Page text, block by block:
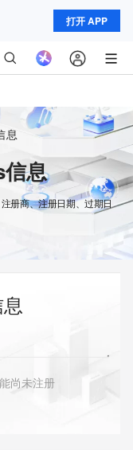
打开 APP
息
息
册商、注册日期、过期日
尚未注册